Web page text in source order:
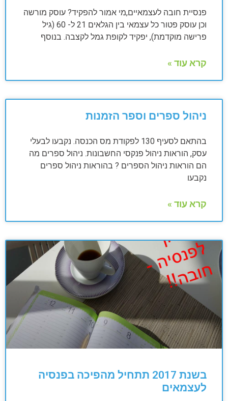
פנסיית חובה לעצמאיים,מי אמור להפקיד? עוסק מורשה
וכן עוסק פטור כל עצמאי בין הגלאים 21 ל- 60 (גיל
פרישה מוקדמת), יפקיד לקופת גמל לקצבה. בנוסף
קרא עוד »
ניהול ספרים וספר הזמנות
בהתאם לסעיף 130 לפקודת מס הכנסה. נקבעו לבעלי
עסק, הוראות ניהול פנקסי החשבונות. ניהול ספרים מה
הם הוראות ניהול הספרים ? בהוראות ניהול ספרים
נקבעו
קרא עוד »
בשנת 2017 תתחיל מהפיכה בפנסיה
לעצמאים